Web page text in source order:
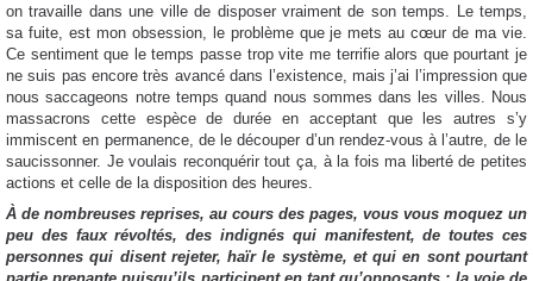
on travaille dans une ville de disposer vraiment de son temps. Le temps,
sa fuite, est mon obsession, le problème que je mets au cœur de ma vie.
Ce sentiment que le temps passe trop vite me terrifie alors que pourtant je
ne suis pas encore très avancé dans l’existence, mais j’ai l’impression que
nous saccageons notre temps quand nous sommes dans les villes. Nous
massacrons cette espèce de durée en acceptant que les autres s’y
immiscent en permanence, de le découper d’un rendez-vous à l’autre, de le
saucissonner. Je voulais reconquérir tout ça, à la fois ma liberté de petites
actions et celle de la disposition des heures.
À de nombreuses reprises, au cours des pages, vous vous moquez un
peu des faux révoltés, des indignés qui manifestent, de toutes ces
personnes qui disent rejeter, haïr le système, et qui en sont pourtant